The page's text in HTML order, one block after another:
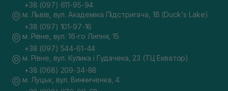
+38 (097) 611-95-94
м. Львів, вул. Академіка Підстригача, 1В (Duck's Lake)
+38 (097) 101-97-16
м. Рівне, вул. 16-го Липня, 15
+38 (097) 544-61-44
м. Рівне, вул. Кулика і Гудачека, 23 (ТЦ Екватор)
+38 (068) 209-34-88
м. Луцьк, вул. Винниченка, 4